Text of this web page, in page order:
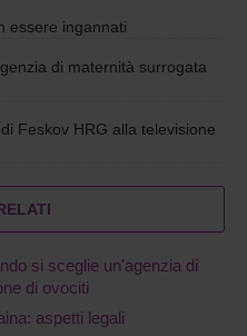
essere ingannati
di maternità surrogata
Feskov HRG alla televisione
si sceglie un'agenzia di
di ovociti
aspetti legali